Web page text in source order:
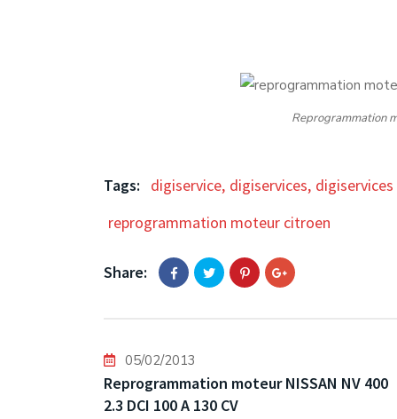
Reprogrammation
Tags: digiservice, digiservices,
reprogrammation moteur citroen
Share:
05/02/2013
Reprogrammation moteur NISSAN NV 400
2.3 DCI 100 A 130 CV